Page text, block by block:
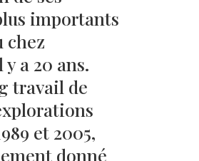
importants
chez
a 20 ans.
travail de
et 2005,
donné